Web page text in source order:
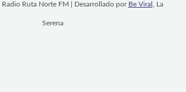
Ruta Norte FM | Desarrollado por Be Viral , La
Serena